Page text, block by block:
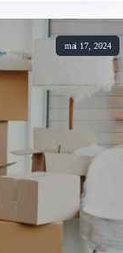
mai 17, 2024